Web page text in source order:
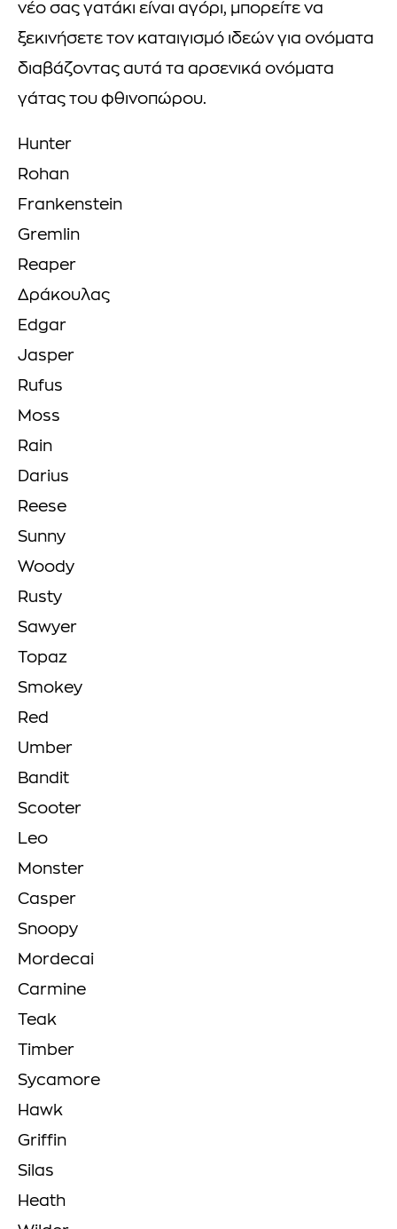
νέο σας γατάκι είναι αγόρι, μπορείτε να
ξεκινήσετε τον καταιγισμό ιδεών για ονόματα
διαβάζοντας αυτά τα αρσενικά ονόματα
γάτας του φθινοπώρου.
Hunter
Rohan
Frankenstein
Gremlin
Reaper
Δράκουλας
Edgar
Jasper
Rufus
Moss
Rain
Darius
Reese
Sunny
Woody
Rusty
Sawyer
Topaz
Smokey
Red
Umber
Bandit
Scooter
Leo
Monster
Casper
Snoopy
Mordecai
Carmine
Teak
Timber
Sycamore
Hawk
Griffin
Silas
Heath